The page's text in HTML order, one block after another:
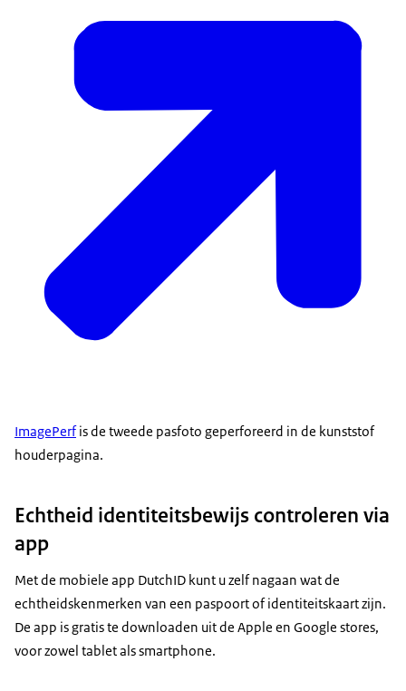
ImagePerfis de tweede pasfoto geperforeerd in de kunststof
houderpagina.
Echtheid identiteitsbewijs controleren via
app
Met de mobiele app DutchID kunt u zelf nagaan wat de
echtheidskenmerken van een paspoort of identiteitskaart zijn.
De app is gratis te downloaden uit de Apple en Google stores,
voor zowel tablet als smartphone.